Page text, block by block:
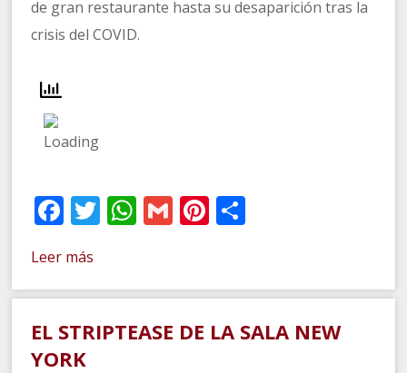
de gran restaurante hasta su desaparición tras la
crisis del COVID.
Facebook
Twitter
WhatsApp
GmailPinterest
Leer más
EL STRIPTEASE DE LA SALA NEW
YORK